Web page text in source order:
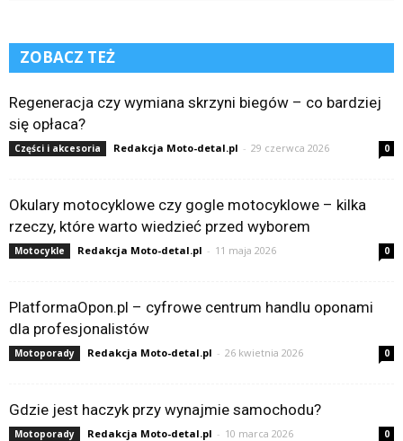
ZOBACZ TEŻ
Regeneracja czy wymiana skrzyni biegów – co bardziej
się opłaca?
Części i akcesoria Redakcja Moto-detal.pl - 29 czerwca 2026 0
Okulary motocyklowe czy gogle motocyklowe – kilka
rzeczy, które warto wiedzieć przed wyborem
Motocykle Redakcja Moto-detal.pl - 11 maja 2026 0
PlatformaOpon.pl – cyfrowe centrum handlu oponami
dla profesjonalistów
Motoporady Redakcja Moto-detal.pl - 26 kwietnia 2026 0
Gdzie jest haczyk przy wynajmie samochodu?
Motoporady Redakcja Moto-detal.pl - 10 marca 2026 0